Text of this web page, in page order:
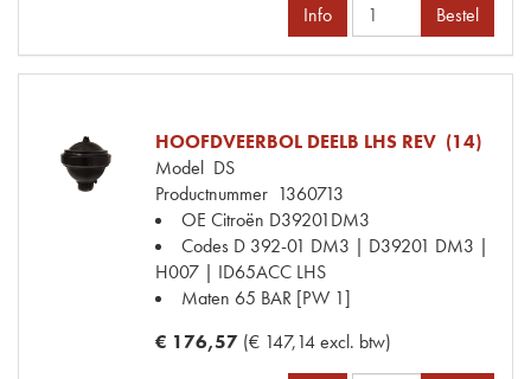
Info Bestel
HOOFDVEERBOL DEELB LHS REV (14)
Model DS
Productnummer 1360713
OE Citroën D39201DM3
Codes D 392-01 DM3 | D39201 DM3 |
H007 | ID65ACC LHS
Maten 65 BAR [PW 1]
€ 176,57 (€ 147,14 excl. btw)